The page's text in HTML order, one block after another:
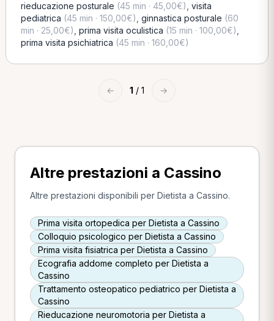
rieducazione posturale (45 min · 45,00€) visita
pediatrica (45 min · 150,00€) ginnastica posturale (60
min · 25,00€) prima visita oculistica (15 min · 100,00€)
prima visita psichiatrica (45 min · 160,00€)
← 1 / 1 →
Altre prestazioni a Cassino
Altre prestazioni disponibili per Dietista a Cassino.
Prima visita ortopedica per Dietista a Cassino
Colloquio psicologico per Dietista a Cassino
Prima visita fisiatrica per Dietista a Cassino
Ecografia addome completo per Dietista a
Cassino
Trattamento osteopatico pediatrico per Dietista a
Cassino
Rieducazione neuromotoria per Dietista a